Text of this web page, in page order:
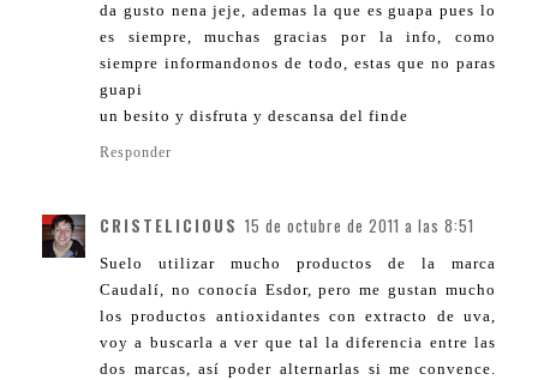
da gusto nena jeje, ademas la que es guapa pues lo
es siempre, muchas gracias por la info, como
siempre informandonos de todo, estas que no paras
guapi
un besito y disfruta y descansa del finde
Responder
CRISTELICIOUS 15 de octubre de 2011 a las 8:51
Suelo utilizar mucho productos de la marca
Caudalí, no conocía Esdor, pero me gustan mucho
los productos antioxidantes con extracto de uva,
voy a buscarla a ver que tal la diferencia entre las
dos marcas, así poder alternarlas si me convence.